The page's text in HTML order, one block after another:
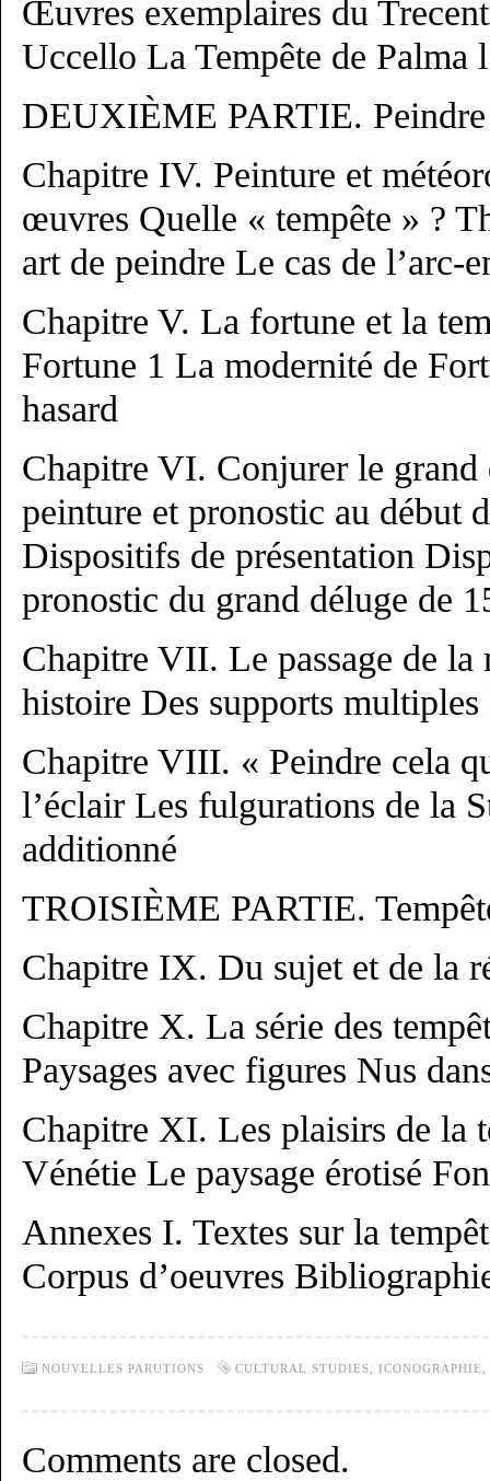
Œuvres exemplaires du
Uccello La Tempête de Palma
DEUXIÈME PARTIE. Peindre
Chapitre IV. Peinture et
œuvres Quelle « tempête » ?
art de peindre Le cas de l’arc-
Chapitre V. La fortune et la
Fortune 1 La modernité de
hasard
Chapitre VI. Conjurer le grand
peinture et pronostic au début
Dispositifs de présentation
pronostic du grand déluge de
Chapitre VII. Le passage de
histoire Des supports multiples
Chapitre VIII. « Peindre cela
l’éclair Les fulgurations de la
additionné
TROISIÈME PARTIE.
Chapitre IX. Du sujet et de la
Chapitre X. La série des
Paysages avec figures Nus
Chapitre XI. Les plaisirs de la
Vénétie Le paysage érotisé
Annexes I. Textes sur la
Corpus d’oeuvres
NOUVELLES PARUTIONS CULTURAL STUDIES ICONOGRAPHIE
Comments are closed.